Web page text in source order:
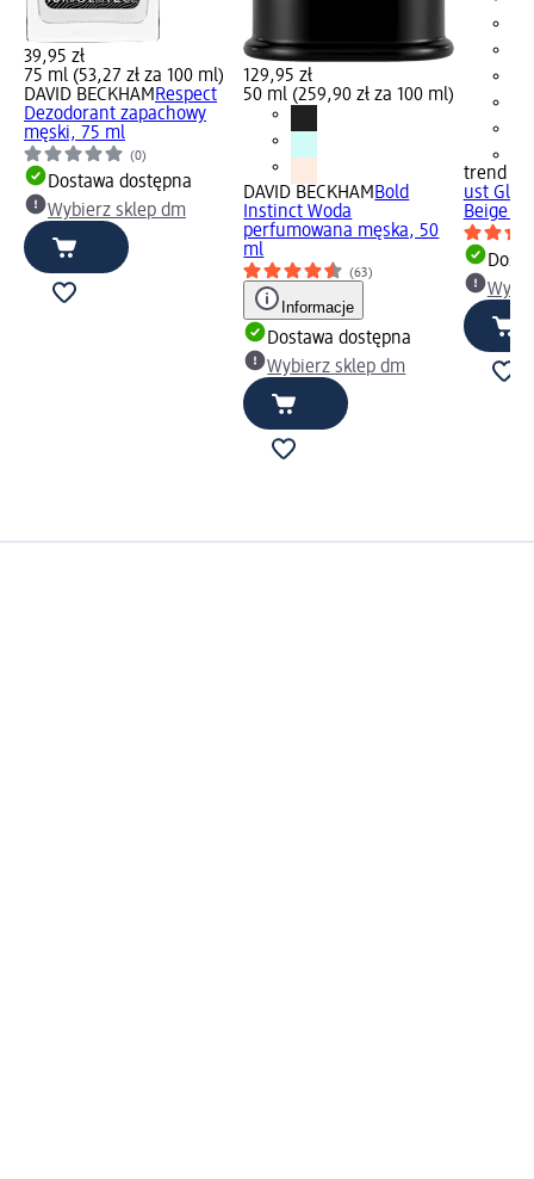
39,95 zł
75 ml (53,27 zł za 100 ml)
DAVID BECKHAMRespect
Dezodorant zapachowy
męski, 75 ml
(0)
Dostawa dostępna
Wybierz sklep dm
129,95 zł
50 ml (259,90 zł za 100 ml)
DAVID BECKHAMBold
Instinct Woda
perfumowana męska, 50
ml
(63)
Informacje
Dostawa dostępna
Wybierz sklep dm
trend !t
ust
Beige